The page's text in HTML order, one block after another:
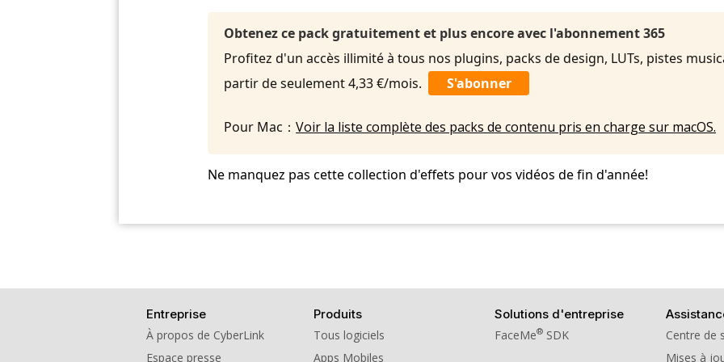
Obtenez ce pack gratuitement et plus encore avec l'abonnement 365
Profitez d'un accès illimité à tous nos plugins, packs de design, LUTs, pistes
partir de seulement 4,33 €/mois.
S'abonner
Pour Mac： Voir la liste complète des packs de contenu pris en charge sur macOS.
Ne manquez pas cette collection d'effets pour vos vidéos de fin d'année!
Entreprise
À propos de CyberLink
Espace presse
Produits
Tous logiciels
Apps Mobiles
Solutions d'entreprise
FaceMe®SDK
Centre de
Mises à